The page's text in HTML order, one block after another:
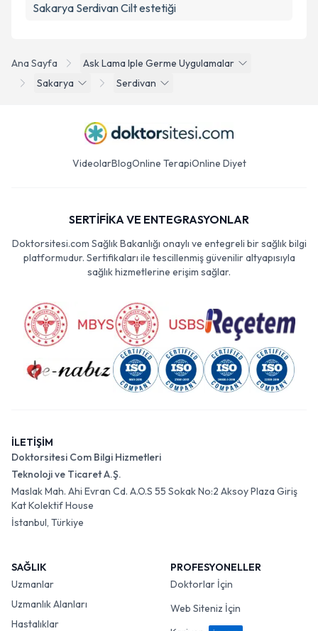
Ana Sayfa
Ask Lama Iple Germe Uygulamalar
Sakarya
Serdivan
Sakarya Serdivan Cilt estetiği
VideolarBlogOnline TerapiOnline Diyet
SERTİFİKA VE ENTEGRASYONLAR
Doktorsitesi.com Sağlık Bakanlığı onaylı ve entegreli bir sağlık bilgi
platformudur. Sertifikaları ile tescillenmiş güvenilir altyapısıyla
sağlık hizmetlerine erişim sağlar.
İLETİŞİM
Doktorsitesi Com Bilgi Hizmetleri
Teknoloji ve Ticaret A.Ş.
Maslak Mah. Ahi Evran Cd. A.O.S 55 Sokak No:2 Aksoy Plaza Giriş
Kat Kolektif House
İstanbul, Türkiye
SAĞLIK
Uzmanlar
Uzmanlık Alanları
Hastalıklar
PROFESYONELLER
Doktorlar İçin
Web Siteniz İçin